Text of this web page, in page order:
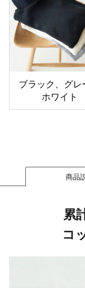
商品
累
コ
ブラック、グレ
ホワイト